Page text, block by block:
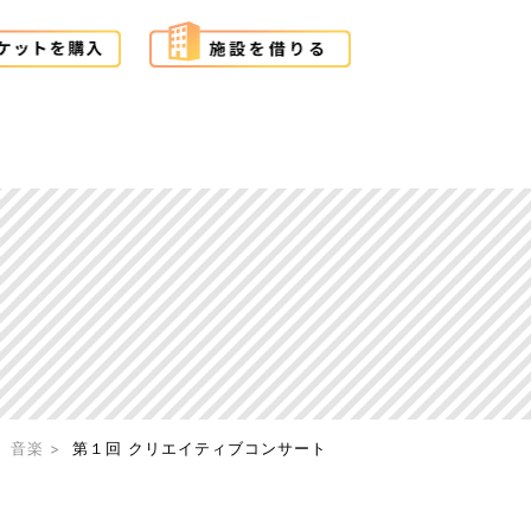
音楽 第１回 クリエイティブコンサート